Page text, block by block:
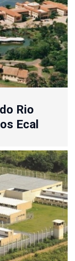
Rio
Ecal